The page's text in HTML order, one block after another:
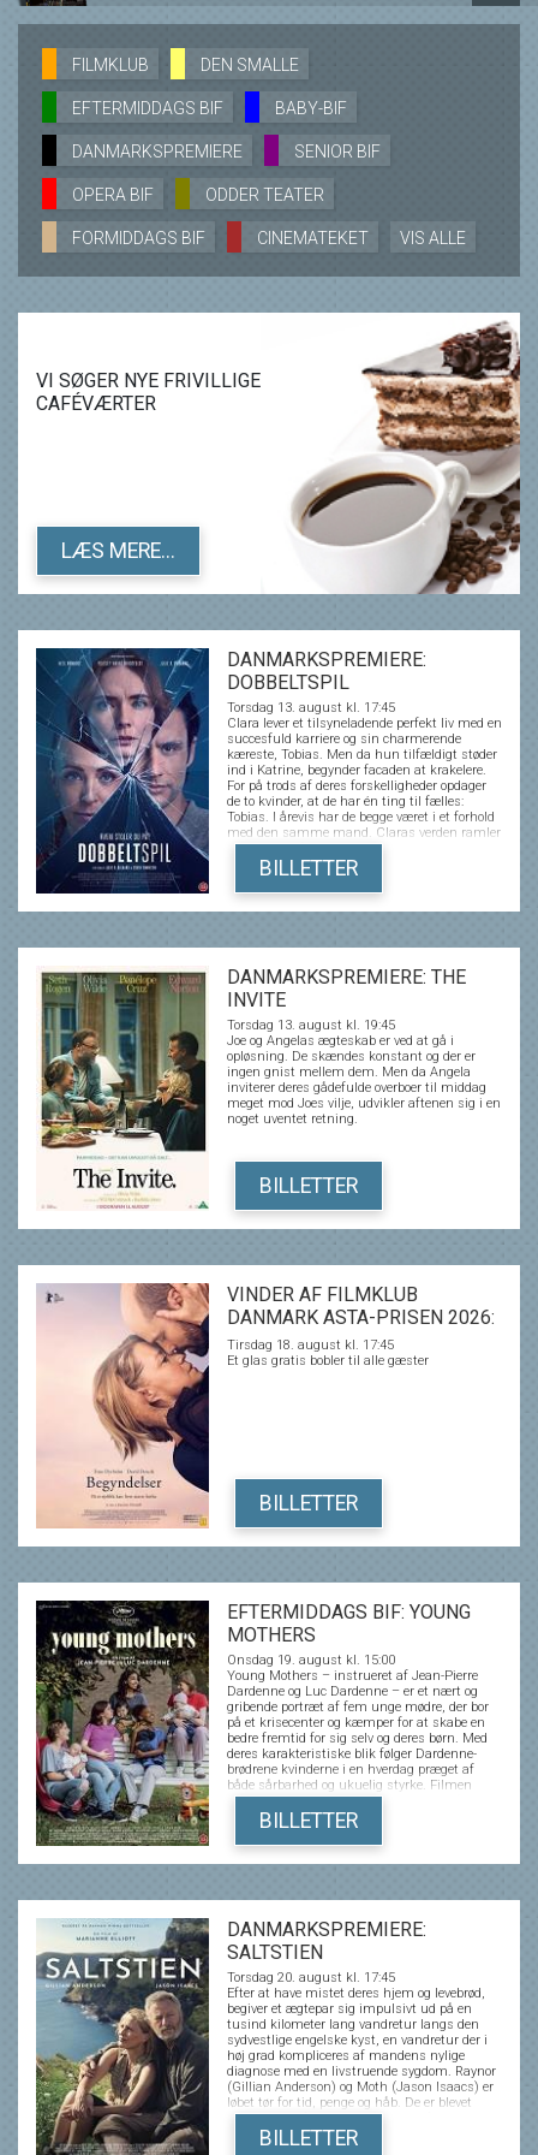
LÆS MERE
SE ALLE DAGE
LÆS MERE
FILMKLUB DEN SMALLE
EFTERMIDDAGS BIF BABY-BIF
DANMARKSPREMIERE SENIOR BIF
OPERA BIF ODDER TEATER
FORMIDDAGS BIF CINEMATEKET VIS ALLE
VI SØGER NYE FRIVILLIGE
CAFÉVÆRTER
LÆS MERE...
DANMARKSPREMIERE:
DOBBELTSPIL
Torsdag 13. august kl. 17:45
Clara lever et tilsyneladende perfekt liv med en
succesfuld karriere og sin charmerende
kæreste, Tobias. Men da hun tilfældigt støder
ind i Katrine, begynder facaden at krakelere.
For på trods af deres forskelligheder opdager
de to kvinder, at de har én ting til fælles:
Tobias. I årevis har de begge været i et forhold
med den samme mand. Claras verden ramler
og i jagten på sandheden vikles hun ind i et
uigennemskueligt spil, hvor grænserne
mellem sandhed og løgn, begær og bedrag
flyder sammen - og hvor det bliver stadig
sværere at afgøre, hvem der egentlig
elsker, måske aldrig har været den, man
troede...
BILLETTER
DANMARKSPREMIERE: THE
INVITE
Torsdag 13. august kl. 19:45
Joe og Angelas ægteskab er ved at gå i
opløsning. De skændes konstant og der er
ingen gnist mellem dem. Men da Angela
inviterer deres gådefulde overboer til middag
meget mod Joes vilje, udvikler aftenen sig i en
noget uventet retning.
BILLETTER
VINDER AF FILMKLUB
DANMARK ASTA-PRISEN 2026:
BEGYNDELSER
Tirsdag 18. august kl. 17:45
Et glas gratis bobler til alle gæster
BILLETTER
EFTERMIDDAGS BIF: YOUNG
MOTHERS
Onsdag 19. august kl. 15:00
Young Mothers – instrueret af Jean-Pierre
Dardenne og Luc Dardenne – er et nært og
gribende portræt af fem unge mødre, der bor
på et krisecenter og kæmper for at skabe en
bedre fremtid for sig selv og deres børn. Med
deres karakteristiske blik følger Dardenne-
brødrene kvinderne i en hverdag præget af
både sårbarhed og ukuelig styrke. Filmen
skildrer moderskabets kompleksitet, når det
leves under pres fra svære opvækstvilkår,
økonomisk usikkerhed og følelsesmæssige
traumer. Young Mothers er en stærk,
empatisk fortælling om ansvar, håb og
mest anerkendte filmskabere. Filmen havde
premiere I den officielle konkurrence på
Cannes Film Festival i 2025.
BILLETTER
DANMARKSPREMIERE:
SALTSTIEN
Torsdag 20. august kl. 17:45
Efter at have mistet deres hjem og levebrød,
begiver et ægtepar sig impulsivt ud på en
tusind kilometer lang vandretur langs den
sydvestlige engelske kyst, en vandretur der i
høj grad kompliceres af mandens nylige
diagnose med en livstruende sygdom. Raynor
(Gillian Anderson) og Moth (Jason Isaacs) er
løbet tør for tid, penge og håb. De er blevet
tvunget ud af den B&B, der skulle forsørge
deres pensionisttilværelse, uden noget sted at
tage hen. Magtesløse beslutter de sig for at gå
BILLETTER